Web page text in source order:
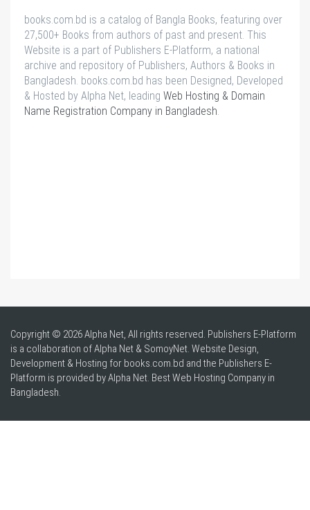
books.com.bd is a catalog of Bangla Books, featuring over
27,500+ Books from authors of past and present. This
Website is a part of Publishers E-Platform, a national
archive and repository of Publishers, Authors & Books in
Bangladesh. books.com.bd has been Designed, Developed
& Hosted by Alpha Net, leading Web Hosting & Domain
Name Registration Company in Bangladesh.
Copyright © 2026 Alpha Net, All rights reserved. Publishers E-Platform
is a collaboration of Alpha Net & SomoyNet. Website Design,
Development & Hosting for books.com.bd and the Publishers E-
Platform is provided by Alpha Net. BestWeb Hosting Company in
Bangladesh.